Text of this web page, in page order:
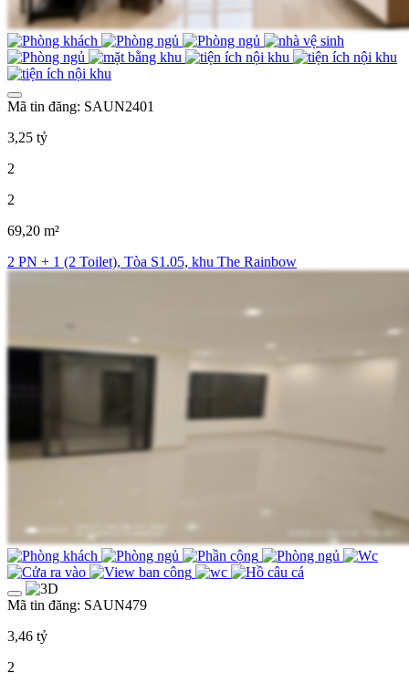
Mã tin đăng: SAUN2401
3,25 tỷ
2
2
69,20 m²
2 PN + 1 (2 Toilet), Tòa S1.05, khu The Rainbow
Mã tin đăng: SAUN479
3,46 tỷ
2